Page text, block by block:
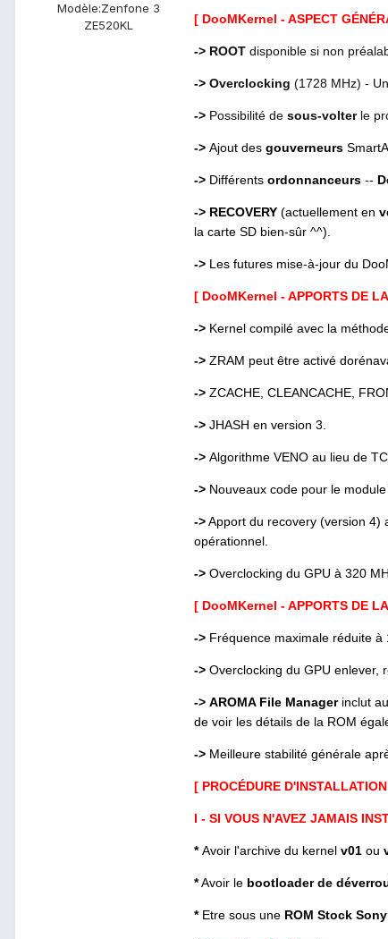
Modèle:Zenfone 3
ZE520KL
[ DooMKernel - ASPECT
-> ROOT disponible si non
-> Overclocking (1728 MHz) -
-> Possibilité de sous-volterle
-> Ajout des gouverneurs
-> Différents ordonnanceurs --
-> RECOVERY (actuellement en
la carte SD bien-sûr ^^).
-> Les futures mise-à-jour du
[ DooMKernel - APPORTS DE
-> Kernel compilé avec la
-> ZRAM peut être activé
-> ZCACHE, CLEANCACHE,
-> JHASH en version 3.
-> Algorithme VENO au lieu de
-> Nouveaux code pour le module
->Apport du recovery (version 4)
opérationnel.
-> Overclocking du GPU à 320
[ DooMKernel - APPORTS DE
-> Fréquence maximale réduite à
-> Overclocking du GPU enlever,
-> AROMA File Managerinclut
de voir les détails de la ROM
-> Meilleure stabilité générale
[ PROCÉDURE
I - SI VOUS N'AVEZ JAMAIS
*Avoir l'archive du kernel v01 ou
*Avoir le bootloader de
*Etre sous une ROM Stock Sony